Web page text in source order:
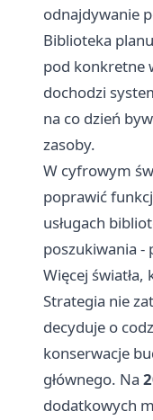
odnajdywanie
Biblioteka
pod konkretne
dochodzi
na co dzień
zasoby.
W cyfrowym
poprawić
usługach
poszukiwania -
Więcej
Strategia nie
decyduje o
konserwacje
głównego. Na
dodatkowych